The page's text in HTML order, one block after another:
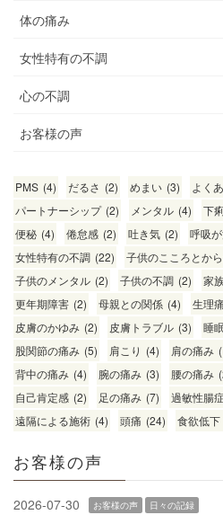
体の痛み
女性特有の不調
心の不調
お客様の声
PMS (4) だるさ (2) めまい (3) よく
パートナーシップ (2) メンタル (4) 下痢
便秘 (4) 倦怠感 (2) 吐き気 (2) 呼吸
女性特有の不調 (22) 子供のこころとか
子供のメンタル (2) 子供の不調 (2) 家
更年期障害 (2) 母親との関係 (4) 生理痛
皮膚のかゆみ (2) 皮膚トラブル (3) 睡
股関節の痛み (5) 肩こり (4) 肩の痛み
背中の痛み (4) 腕の痛み (3) 腰の痛み
自己肯定感 (2) 足の痛み (7) 過敏性腸
遠隔による施術 (4) 頭痛 (24) 食欲低下
お客様の声
2026-07-30 お客様の声 日々の記録